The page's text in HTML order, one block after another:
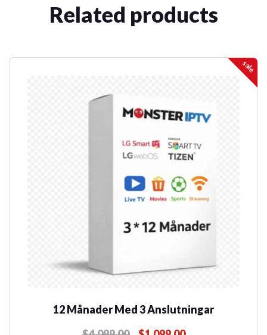
Related products
sale
12 Månader Med 3 Anslutningar